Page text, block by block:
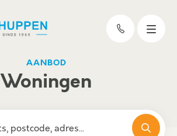
AANBOD
Woningen